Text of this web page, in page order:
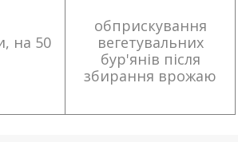
на 50
обприскування
вегетувальних
бур'янів після
збирання врожаю